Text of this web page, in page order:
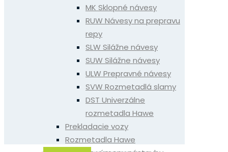
MK Sklopné návesy
RUW Návesy na prepravu
repy
SLW Silážne návesy
SUW Silážne návesy
ULW Prepravné návesy
SVW Rozmetadlá slamy
DST Univerzálne
rozmetadla Hawe
Prekladacie vozy
Rozmetadla Hawe